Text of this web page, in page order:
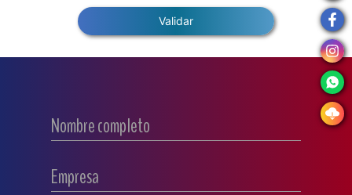
Validar
Nombre completo
Empresa